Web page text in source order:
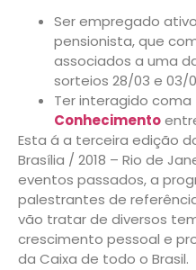
Ser empregado
pensionista, que
associados a uma
sorteios 28/03 e 03/
Ter interagido
Conhecimento
Esta á a terceira edição
Brasília / 2018 – Rio de
eventos passados, a
palestrantes de
vão tratar de diversos
crescimento pessoal e
da Caixa de todo o Brasil.